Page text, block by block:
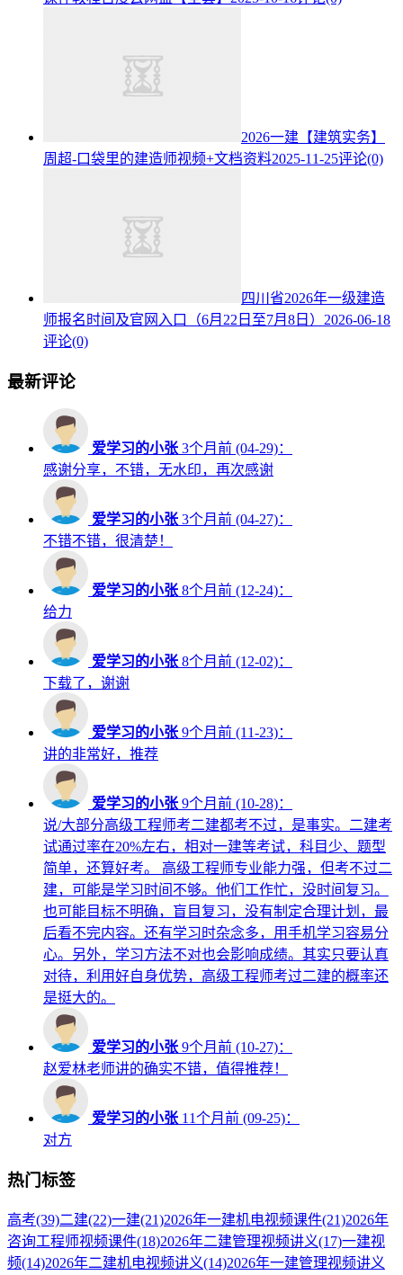
2026一建【建筑实务】
周超-口袋里的建造师视频+文档资料2025-11-25评论(0)
四川省2026年一级建造
师报名时间及官网入口（6月22日至7月8日） 2026-06-18
评论(0)
最新评论
爱学习的小张 3个月前 (04-29)：
感谢分享，不错，无水印，再次感谢
爱学习的小张 3个月前 (04-27)：
不错不错，很清楚！
爱学习的小张 8个月前 (12-24)：
给力
爱学习的小张 8个月前 (12-02)：
下载了，谢谢
爱学习的小张 9个月前 (11-23)：
讲的非常好，推荐
爱学习的小张 9个月前 (10-28)：
说/大部分高级工程师考二建都考不过，是事实。二建考
试通过率在20%左右，相对一建等考试，科目少、题型
简单，还算好考。 高级工程师专业能力强，但考不过二
建，可能是学习时间不够。他们工作忙，没时间复习。
也可能目标不明确，盲目复习，没有制定合理计划，最
后看不完内容。还有学习时杂念多，用手机学习容易分
心。另外，学习方法不对也会影响成绩。其实只要认真
对待，利用好自身优势，高级工程师考过二建的概率还
是挺大的。
爱学习的小张 9个月前 (10-27)：
赵爱林老师讲的确实不错，值得推荐！
爱学习的小张 11个月前 (09-25)：
对方
热门标签
高考(39)二建(22)一建(21)2026年一建机电视频课件(21)2026年
咨询工程师视频课件(18)2026年二建管理视频讲义(17)一建视
频(14)2026年二建机电视频讲义(14)2026年一建管理视频讲义